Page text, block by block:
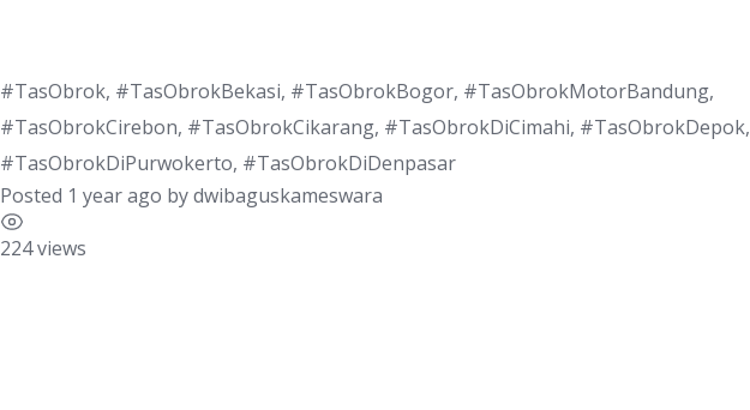
#TasObrok, #TasObrokBekasi, #TasObrokBogor, #TasObrokMotorBandung,
#TasObrokCirebon, #TasObrokCikarang, #TasObrokDiCimahi, #TasObrokDepok,
#TasObrokDiPurwokerto, #TasObrokDiDenpasar
Posted 1 year ago bydwibaguskameswara
224 views